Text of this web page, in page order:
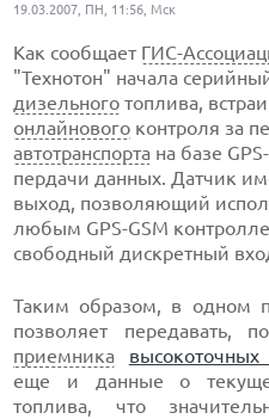
19.03.2007, ПН, 11:56, Мск
Как сообщает ГИС-
"Технотон" начала
дизельного топлива,
онлайнового контроля за
автотранспорта на базе
пердачи данных. Датчик
выход, позволяющий
любым GPS-GSM
свободный дискретный
Таким образом, в одном
позволяет передавать,
приемника
еще и данные о
топлива, что